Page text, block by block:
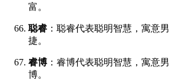
富。
聪睿 ：聪睿代表聪明智慧，寓意
捷。
睿博 ：睿博代表聪明智慧，寓意
博。